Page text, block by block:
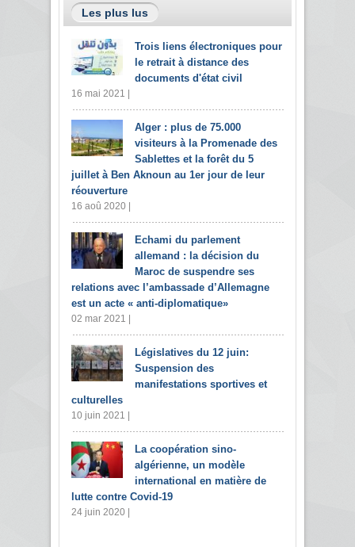
Les plus lus
Trois liens électroniques pour
le retrait à distance des
documents d'état civil
16 mai 2021 |
Alger : plus de 75.000
visiteurs à la Promenade des
Sablettes et la forêt du 5
juillet à Ben Aknoun au 1er jour de leur
réouverture
16 aoû 2020 |
Echami du parlement
allemand : la décision du
Maroc de suspendre ses
relations avec l’ambassade d’Allemagne
est un acte « anti-diplomatique»
02 mar 2021 |
Législatives du 12 juin:
Suspension des
manifestations sportives et
culturelles
10 juin 2021 |
La coopération sino-
algérienne, un modèle
international en matière de
lutte contre Covid-19
24 juin 2020 |